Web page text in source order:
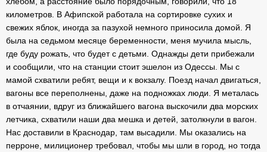
километров. В Афипской работала на сортировке сухих и
свежих яблок, иногда за пазухой немного приносила домой. Я
была на седьмом месяце беременности, меня мучила мысль,
где буду рожать, что будет с детьми. Однажды дети прибежали
и сообщили, что на станции стоит эшелон из Одессы. Мы с
мамой схватили ребят, вещи и к вокзалу. Поезд начал двигаться,
вагоны все переполнены, даже на подножках люди. Я металась
в отчаянии, вдруг из ближайшего вагона выскочили два морских
летчика, схватили наши два мешка и детей, затолкнули в вагон.
Нас доставили в Краснодар, там высадили. Мы оказались на
перроне, милиционер требовал, чтобы мы шли в город, но тогда